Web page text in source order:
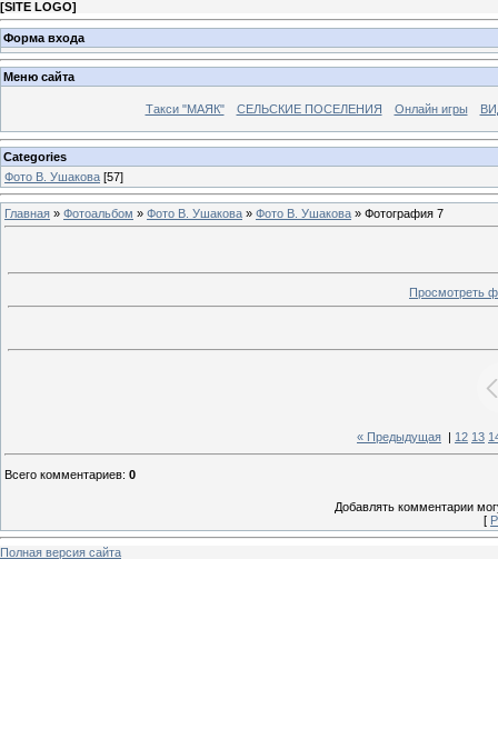
[SITE LOGO]
Форма входа
Меню сайта
Такси "МАЯК" СЕЛЬСКИЕ ПОСЕЛЕНИЯ Онлайн игры
Categories
Фото В. Ушакова [57]
Главная » Фотоальбом » Фото В. Ушакова » Фото В. Ушакова » Фотография 7
Просмотреть
« Предыдущая 12 13
Всего комментариев: 0
Добавлять комментарии
[
Полная версия сайта